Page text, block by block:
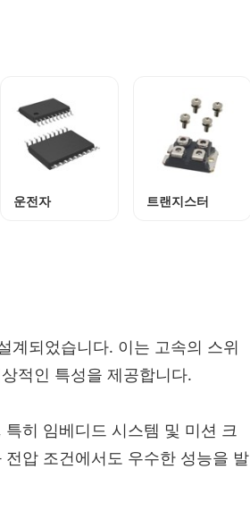
운전자 트랜지스터
계되었습니다. 이는 고속의 스위
적인 특성을 제공합니다.
히 임베디드 시스템 및 미션 크
압 조건에서도 우수한 성능을 발